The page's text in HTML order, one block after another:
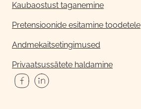
Kaubaostust taganemine
Pretensioonide esitamine toodetele
Andmekaitsetingimused
Privaatsussätete haldamine